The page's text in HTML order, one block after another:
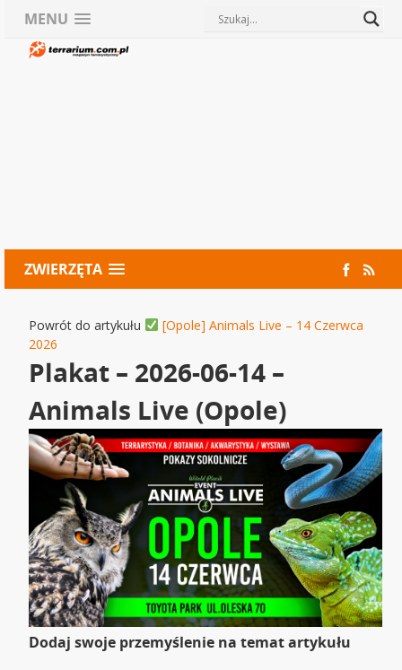
MENU
ZWIERZĘTA
Powrót do artykułu
[Opole] Animals Live – 14 Czerwca
2026
Plakat – 2026-06-14 –
Animals Live (Opole)
Dodaj swoje przemyślenie na temat artykułu